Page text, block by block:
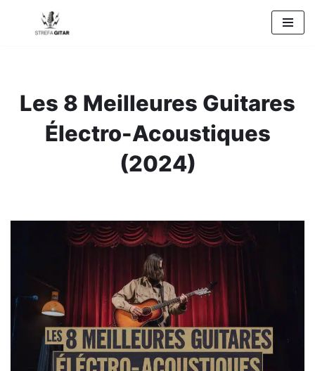
Przejdź
Les 8 Meilleures Guitares
Électro-Acoustiques
(2024)